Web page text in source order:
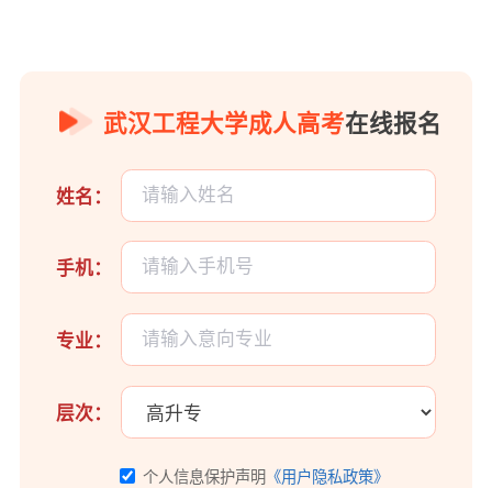
武汉工程大学成人高考在线报名
姓名：
手机：
专业：
层次：
个人信息保护声明 《用户隐私政策》